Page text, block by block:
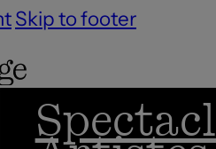
Skip to footer